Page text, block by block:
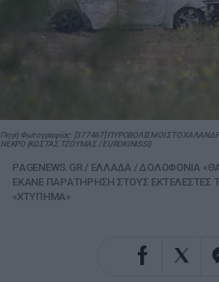
Πηγή Φωτογραφίας: [377467] ΠΥΡΟΒΟΛΙΣΜΟΙ ΣΤΟ
ΝΕΚΡΟ (ΚΩΣΤΑΣ ΤΖΟΥΜΑΣ / EUROKINISSI)
PAGENEWS.GR / ΕΛΛΑΔΑ /ΔΟΛΟΦΟΝΙΑ
ΕΚΑΝΕ ΠΑΡΑΤΗΡΗΣΗ ΣΤΟΥΣ ΕΚΤΕΛΕΣΤΕΣ
«ΧΤΥΠΗΜΑ»